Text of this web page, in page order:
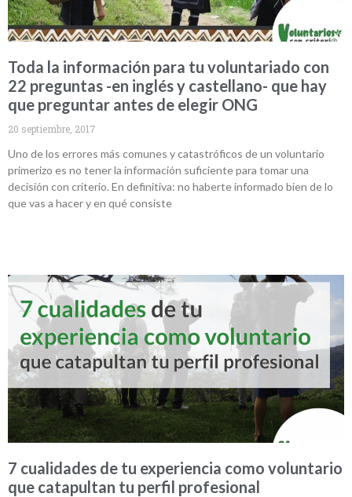
Toda la información para tu voluntariado con
22 preguntas -en inglés y castellano- que hay
que preguntar antes de elegir ONG
20 septiembre, 2017
Uno de los errores más comunes y catastróficos de un voluntario
primerizo es no tener la información suficiente para tomar una
decisión con criterio. En definitiva: no haberte informado bien de lo
que vas a hacer y en qué consiste
7 cualidades de tu experiencia como voluntario
que catapultan tu perfil profesional